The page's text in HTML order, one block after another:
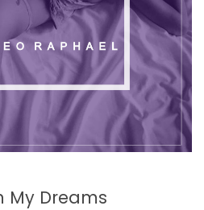
My Dreams